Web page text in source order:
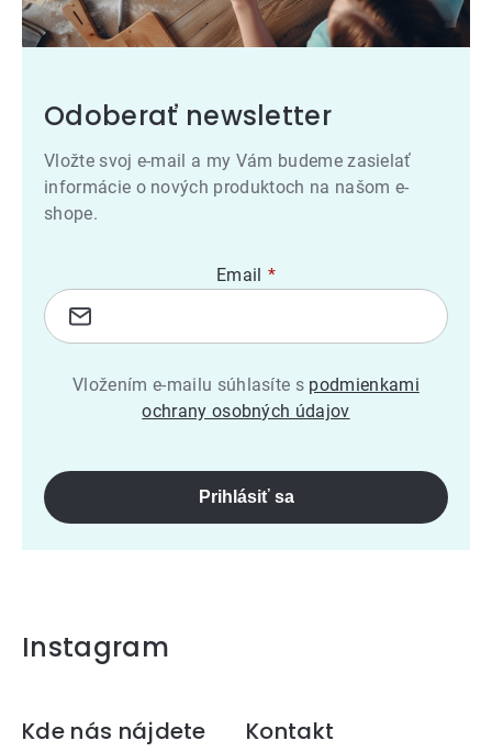
Odoberať newsletter
Vložte svoj e-mail a my Vám budeme zasielať
informácie o nových produktoch na našom e-
shope.
Email
Vložením e-mailu súhlasíte s podmienkami
ochrany osobných údajov
Prihlásiť sa
Instagram
Zápätie
Kde nás nájdete
Kontakt